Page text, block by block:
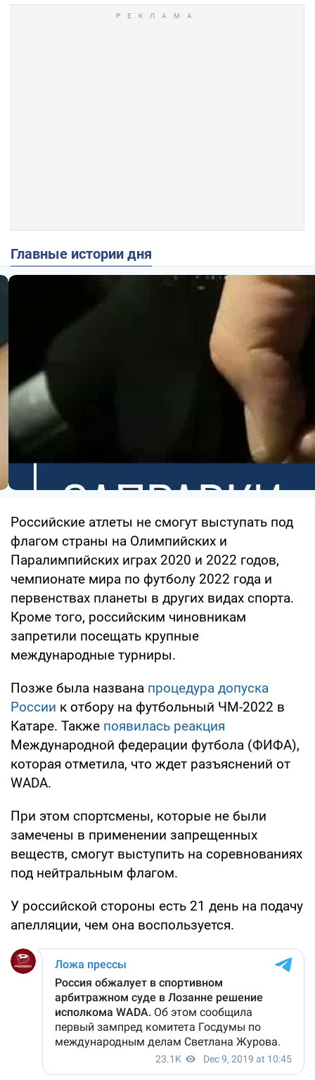
Главные истории дня
Российские атлеты не смогут выступать под
флагом страны на Олимпийских и
Паралимпийских играх 2020 и 2022 годов,
чемпионате мира по футболу 2022 года и
первенствах планеты в других видах спорта.
Кроме того, российским чиновникам
запретили посещать крупные
международные турниры.
Позже была названа процедура допуска
России к отбору на футбольный ЧМ-2022 в
Катаре. Также появилась реакция
Международной федерации футбола (ФИФА),
которая отметила, что ждет разъяснений от
WADA.
При этом спортсмены, которые не были
замечены в применении запрещенных
веществ, смогут выступить на соревнованиях
под нейтральным флагом.
У российской стороны есть 21 день на подачу
апелляции, чем она воспользуется.